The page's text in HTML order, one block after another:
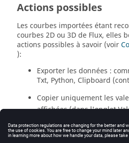
Actions possibles
Les courbes importées étant
courbes 2D ou 3D de Flux, elles
actions possibles à savoir (voir
):
Exporter les données :
Txt, Python, Clipboard
Copier uniquement les
affichées (dans l'onglet
Imprimer (sur imprimante